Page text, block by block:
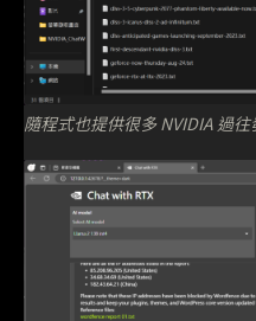
隨程式也提供很多 NVIDIA 過